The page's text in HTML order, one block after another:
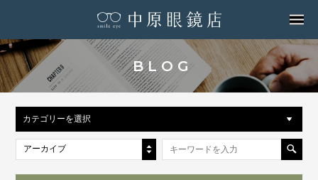
BLOG
カテゴリーを選択
アーカイブ